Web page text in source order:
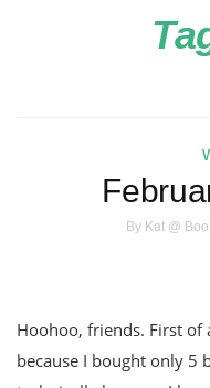
By Kat @
Hoohoo, friends. First of
because I bought only 5